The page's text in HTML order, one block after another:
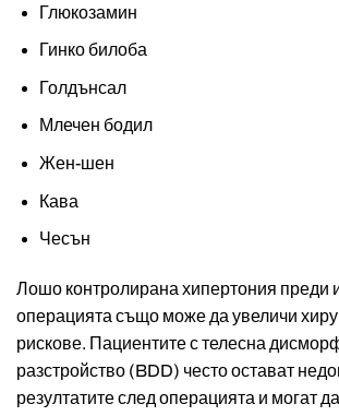
Глюкозамин
Гинко билоба
Голдънсал
Млечен бодил
Жен-шен
Кава
Чесън
Лошо контролирана хипертония преди
операцията също може да увеличи
рискове. Пациентите с телесна
разстройство (BDD) често остават
резултатите след операцията и могат